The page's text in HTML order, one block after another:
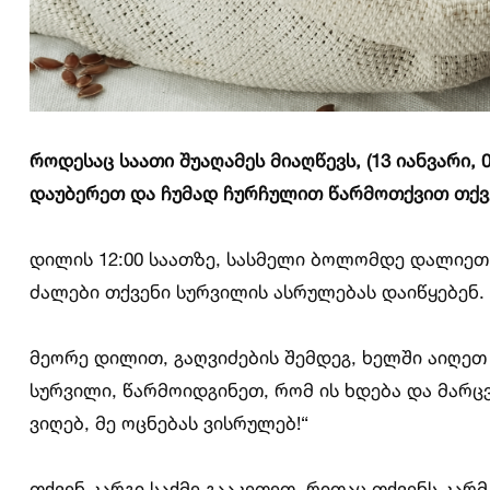
როდესაც საათი შუაღამეს მიაღწევს, (13
დაუბერეთ და ჩუმად ჩურჩულით წარმოთქვით
დილის 12:00 საათზე, სასმელი ბოლომდე
ძალები თქვენი სურვილის ასრულებას დაიწყებენ.
მეორე დილით, გაღვიძების შემდეგ, ხელში
სურვილი, წარმოიდგინეთ, რომ ის ხდება და
ვიღებ, მე ოცნებას ვისრულებ!“